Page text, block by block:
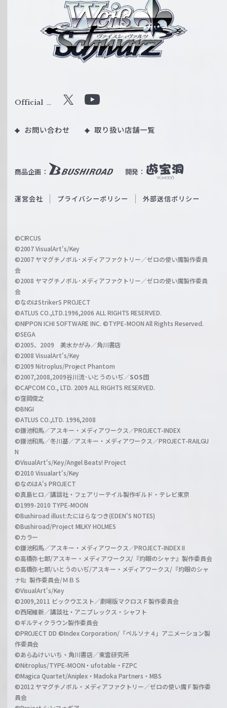
ス
ル
W
ß
c
a
r
z
商品企画： 開発：
Official X
u
b
O
i
l
h
a
n
l
お問い合わせ 取り扱い店舗一覧
運営会社 プライバシーポリシー 外部送信ポリシー
©CIRCUS
©2007 VisualArt's/Key
©2007 ヤマグチノボル･メディアファクトリー／ゼロの使い魔製作委員
会
©2008 ヤマグチノボル･メディアファクトリー／ゼロの使い魔製作委員
会
©なのはStrikerS PROJECT
©ATLUS CO.,LTD.1996,2006 ALL RIGHTS RESERVED.
©NIPPON ICHI SOFTWARE INC. ©TYPE-MOON All Rights Reserved.
©SEGA
©2005、2009 美水かがみ／角川書店
©2008 VisualArt's/Key
©2009 Nitroplus/Project Phantom
©2007,2008,2009谷川流･いとうのいぢ／SOS団
©CAPCOM CO., LTD. 2009 ALL RIGHTS RESERVED.
©窪岡俊之
©BNGI
©ATLUS CO.,LTD. 1996,2008
©鎌池和馬／アスキー・メディアワークス／PROJECT-INDEX
©鎌池和馬／冬川基／アスキー・メディアワークス／PROJECT-RAILGU
N
©VisualArt's/Key/Angel Beats! Project
©2010 Visualart's/Key
©なのはA's PROJECT
©真島ヒロ／講談社・フェアリーテイル製作ギルド・テレビ東京
©1999-2010 TYPE-MOON
©Bushiroad illust:たにはらなつき(EDEN'S NOTES)
©Bushiroad/Project MILKY HOLMES
©カラー
©鎌池和馬／アスキー・メディアワークス／PROJECT-INDEX II
©高橋弥七郎/アスキー・メディアワークス/『灼眼のシャナ』製作委員会
©高橋弥七郎/いとうのいぢ/アスキー・メディアワークス/『灼眼のシャ
ナII』製作委員会/ＭＢＳ
©VisualArt's/Key
©2009,2011 ビックウエスト／劇場版マクロスＦ製作委員会
©西尾維新／講談社・アニプレックス・シャフト
©ギルティクラウン製作委員会
©PROJECT DD ©Index Corporation/「ペルソナ４」アニメーション製
作委員会
©あらゐけいいち・角川書店／東雲研究所
©Nitroplus/TYPE-MOON・ufotable・FZPC
©Magica Quartet/Aniplex・Madoka Partners・MBS
©2012 ヤマグチノボル・メディアファクトリー／ゼロの使い魔Ｆ製作委
員会